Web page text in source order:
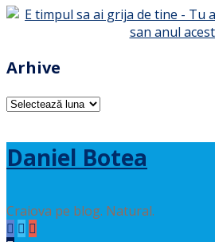
Arhive
Arhive
Daniel Botea
Craiova pe blog. Natural.